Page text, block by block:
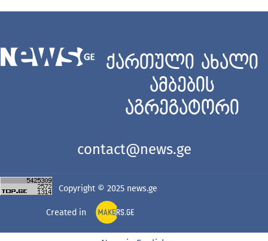
ქართული ახალი
ამბების
აგრეგატორი
contact@news.ge
Copyright © 2025 news.ge
Created in